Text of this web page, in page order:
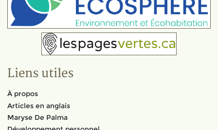
Liens utiles
À propos
Articles en anglais
Maryse De Palma